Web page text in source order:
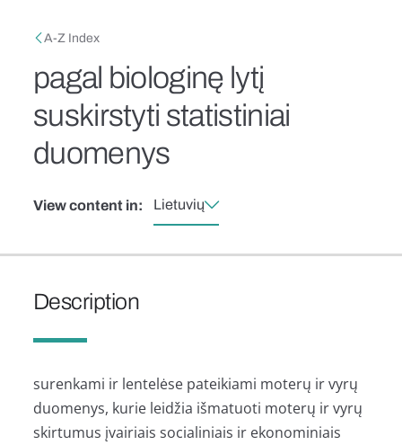
Breadcrumb
A-Z Index
pagal biologinę lytį
suskirstyti statistiniai
duomenys
View content in: Lietuvių
Description
surenkami ir lentelėse pateikiami moterų ir vyrų
duomenys, kurie leidžia išmatuoti moterų ir vyrų
skirtumus įvairiais socialiniais ir ekonominiais